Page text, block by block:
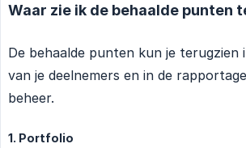
Waar zie ik de behaalde punten
De behaalde punten kun je
van je deelnemers en in de
beheer.
1. Portfolio